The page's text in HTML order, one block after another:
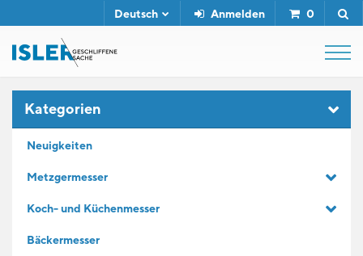
Anmelden 0
Deutsch
SERVICE
Kategorien
Neuigkeiten
Metzgermesser
Koch- und Küchenmesser
Bäckermesser